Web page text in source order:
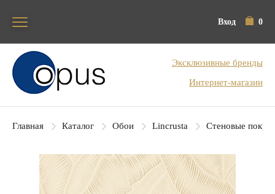
Вход 0
Блок поиска
Эксклюзивные бренды
Интернет-магазин
Главная Каталог Обои Lincrusta Стеновые